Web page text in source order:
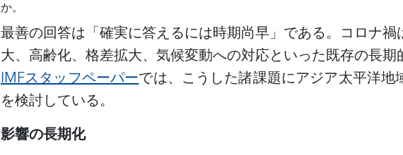
か。
最善の回答は「確実に答えるには時期尚早」である。コロナ
大、高齢化、格差拡大、気候変動への対応といった既存の長期
IMFスタッフペーパーでは、こうした諸課題にアジア太平洋
を検討している。
影響の長期化